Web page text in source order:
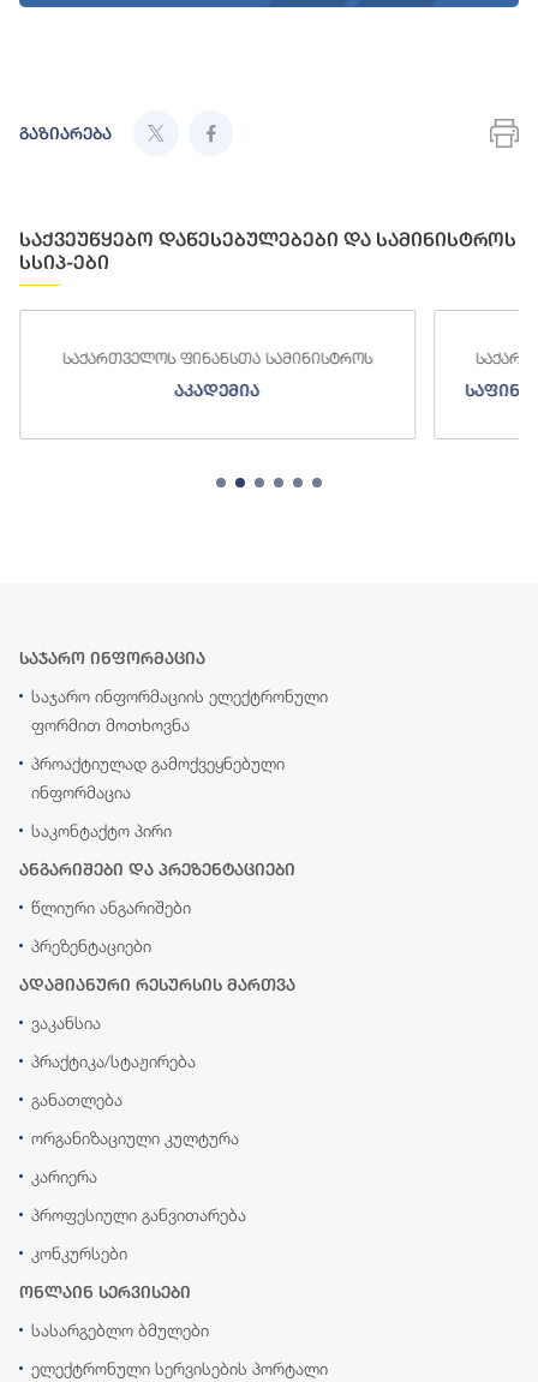
გაზიარება
საქვეუწყებო დაწესებულებები და სამინისტროს
სსიპ-ები
სამინისტროს
საქართველოს ფინანსთა
საფინანსო-ანალიტიკური
საჯარო ინფორმაცია
საჯარო ინფორმაციის ელექტრონული
ფორმით მოთხოვნა
პროაქტიულად გამოქვეყნებული
ინფორმაცია
საკონტაქტო პირი
ანგარიშები და პრეზენტაციები
წლიური ანგარიშები
პრეზენტაციები
ადამიანური რესურსის მართვა
ვაკანსია
პრაქტიკა/სტაჟირება
განათლება
ორგანიზაციული კულტურა
კარიერა
პროფესიული განვითარება
კონკურსები
ონლაინ სერვისები
სასარგებლო ბმულები
ელექტრონული სერვისების პორტალი